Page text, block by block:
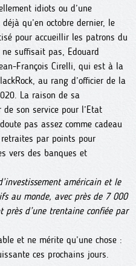
idiots ou d’une
qu’en octobre dernier, le
pour accueillir les patrons du
ne suffisait pas, Edouard
François Cirelli, qui est à la
au rang d’officier de la
La raison de sa
son service pour l’Etat
pas assez comme cadeau
par points pour
vers des banques et
américain et le
au monde, avec près de 7 000
d’une trentaine confiée par
et ne mérite qu’une chose :
ces prochains jours.